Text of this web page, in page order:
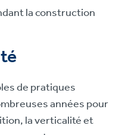
la construction
de pratiques
années pour
la verticalité et